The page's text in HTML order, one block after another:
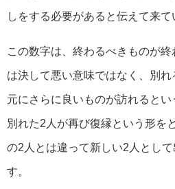
しをする必要があると伝えて来て
この数字は、終わるべきものが
は決して悪い意味ではなく、別
元にさらに良いものが訪れるとい
別れた2人が再び復縁という形を
の2人とは違って新しい2人とし
す。